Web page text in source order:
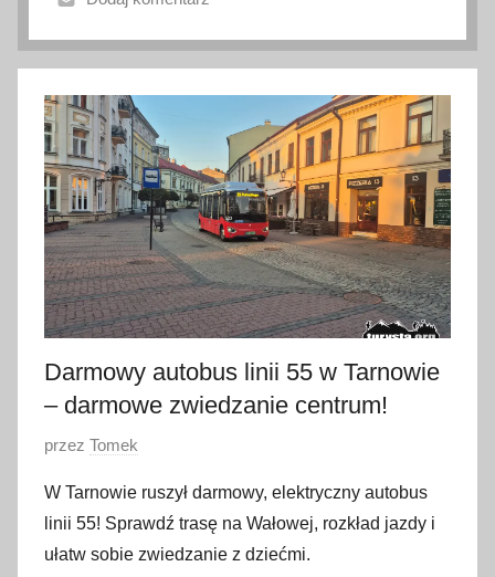
t
n
i
a
2
0
6
Darmowy autobus linii 55 w Tarnowie
– darmowe zwiedzanie centrum!
O
u
b
l
przez Tomek
W Tarnowie ruszył darmowy, elektryczny autobus
linii 55! Sprawdź trasę na Wałowej, rozkład jazdy i
ułatw sobie zwiedzanie z dziećmi.